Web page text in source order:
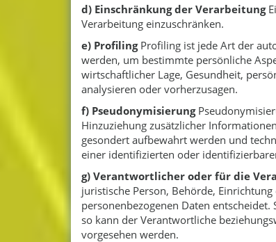
d) Einschränkung der Verarbeitung
Verarbeitung einzuschränken.
e) ProfilingProfiling ist jede Art der
werden, um bestimmte persönliche
wirtschaftlicher Lage, Gesundheit,
analysieren oder vorherzusagen.
f) Pseudonymisierung
Hinzuziehung zusätzlicher
gesondert aufbewahrt werden und
einer identifizierten oder
g) Verantwortlicher oder für die
juristische Person, Behörde,
personenbezogenen Daten
so kann der Verantwortliche
vorgesehen werden.